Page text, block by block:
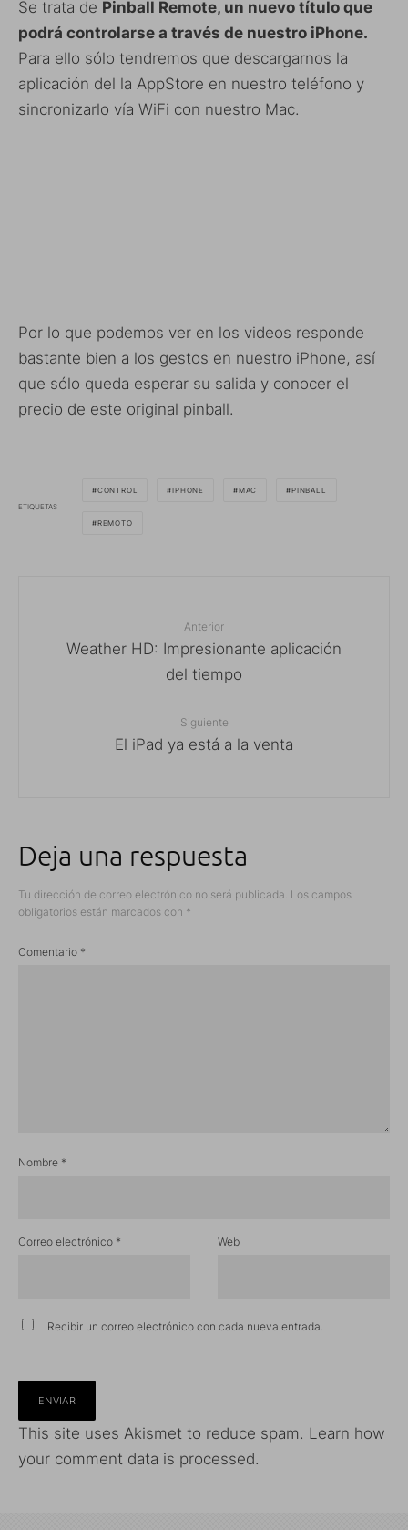
Se trata de Pinball Remote, un nuevo título que
podrá controlarse a través de nuestro iPhone.
Para ello sólo tendremos que descargarnos la
aplicación del la AppStore en nuestro teléfono y
sincronizarlo vía WiFi con nuestro Mac.
Por lo que podemos ver en los videos responde
bastante bien a los gestos en nuestro iPhone, así
que sólo queda esperar su salida y conocer el
precio de este original pinball.
ETIQUETAS
CONTROL IPHONE MAC PINBALL
REMOTO
Anterior
Weather HD: Impresionante aplicación
del tiempo
Siguiente
El iPad ya está a la venta
Deja una respuesta
Tu dirección de correo electrónico no será publicada. Los campos
obligatorios están marcados con *
Comentario *
Nombre *
Correo electrónico * Web
Recibir un correo electrónico con cada nueva entrada.
This site uses Akismet to reduce spam. Learn how
your comment data is processed.